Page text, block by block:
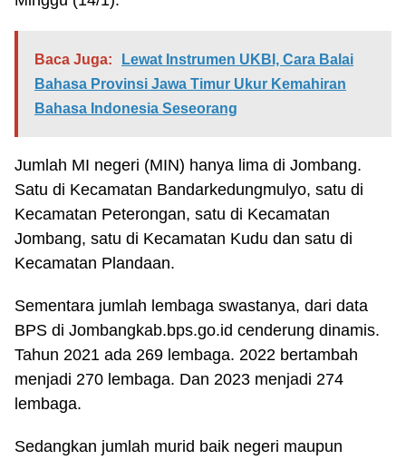
Baca Juga:
Lewat Instrumen UKBI, Cara Balai
Bahasa Provinsi Jawa Timur Ukur Kemahiran
Bahasa Indonesia Seseorang
Jumlah MI negeri (MIN) hanya lima di Jombang.
Satu di Kecamatan Bandarkedungmulyo, satu di
Kecamatan Peterongan, satu di Kecamatan
Jombang, satu di Kecamatan Kudu dan satu di
Kecamatan Plandaan.
Sementara jumlah lembaga swastanya, dari data
BPS di Jombangkab.bps.go.id cenderung dinamis.
Tahun 2021 ada 269 lembaga. 2022 bertambah
menjadi 270 lembaga. Dan 2023 menjadi 274
lembaga.
Sedangkan jumlah murid baik negeri maupun